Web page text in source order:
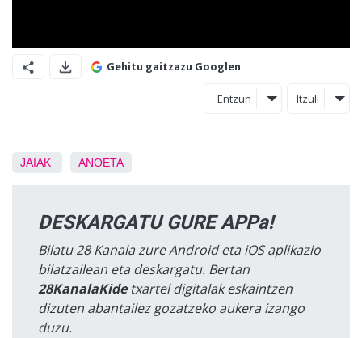
Gehitu gaitzazu Googlen
Entzun Itzuli
JAIAK ANOETA
DESKARGATU GURE APPa!
Bilatu 28 Kanala zure Android eta iOS aplikazio
bilatzailean eta deskargatu. Bertan
28KanalaKidetxartel digitalak eskaintzen
dizuten abantailez gozatzeko aukera izango
duzu.